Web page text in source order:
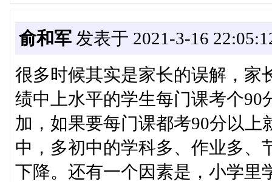
俞和军发表于 2021-3-16
很多时候其实是家长的误解，家
绩中上水平的学生每门课考个
加，如果要每门课都考90分以
中，多初中的学科多、作业多、
下降。还有一个因素是，小学里